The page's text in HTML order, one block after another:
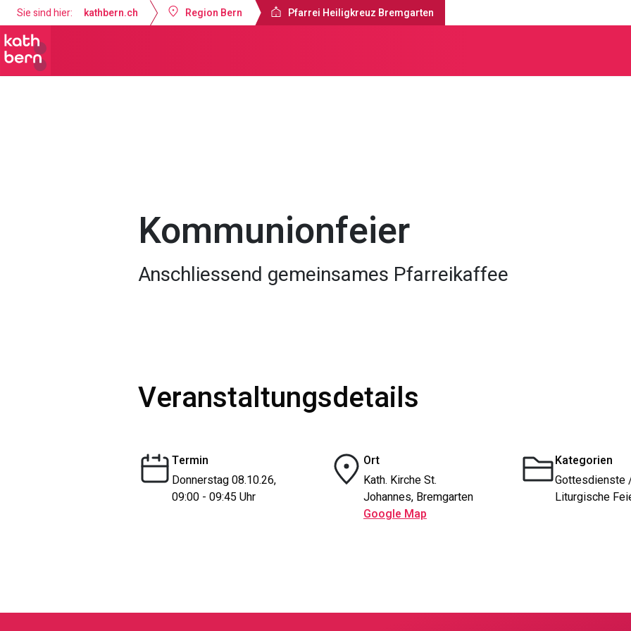
Sie sind hier: kathbern.ch Region Bern Pfarrei Heiligkreuz Bremgarten
Kommunionfeier
Anschliessend gemeinsames Pfarreikaffee
Veranstaltungsdetails
Termin
Donnerstag 08.10.26,
09:00 - 09:45 Uhr
Ort
Kath. Kirche St.
Johannes, Bremgarten
Google Map
Kategorien
Gottesdienste
Liturgische